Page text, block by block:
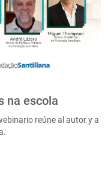
na escola
reúne al autor y a